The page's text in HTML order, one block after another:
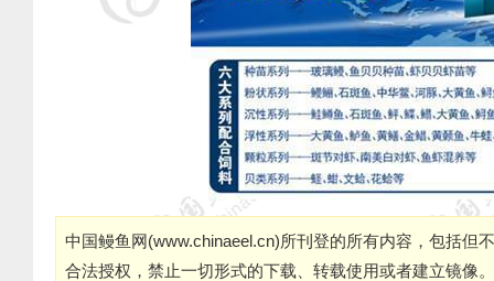
中国鳗鱼网(www.chinaeel.cn)所刊登的所有内容，包括但
合法授权，禁止一切形式的下载、转载使用或者建立镜像